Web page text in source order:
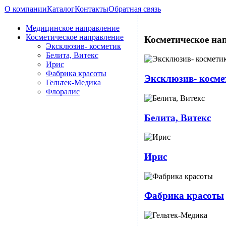
О компанииКаталогКонтактыОбратная связь
Медицинское направление
Косметическое направление
Эксклюзив- косметик
Белита, Витекс
Ирис
Фабрика красоты
Гельтек-Медика
Флоралис
Косметическое
Эксклюзив-
Белита, Витекс
Ирис
Фабрика красоты